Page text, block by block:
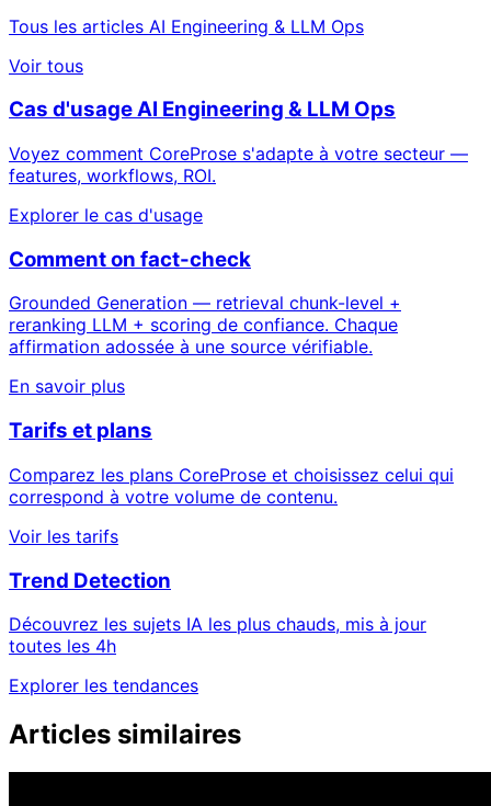
Tous les articles AI Engineering & LLM Ops
Voir tous
Cas d'usage AI Engineering & LLM Ops
Voyez comment CoreProse s'adapte à votre secteur —
features, workflows, ROI.
Explorer le cas d'usage
Comment on fact-check
Grounded Generation — retrieval chunk-level +
reranking LLM + scoring de confiance. Chaque
affirmation adossée à une source vérifiable.
En savoir plus
Tarifs et plans
Comparez les plans CoreProse et choisissez celui qui
correspond à votre volume de contenu.
Voir les tarifs
Trend Detection
Découvrez les sujets IA les plus chauds, mis à jour
toutes les 4h
Explorer les tendances
Articles similaires